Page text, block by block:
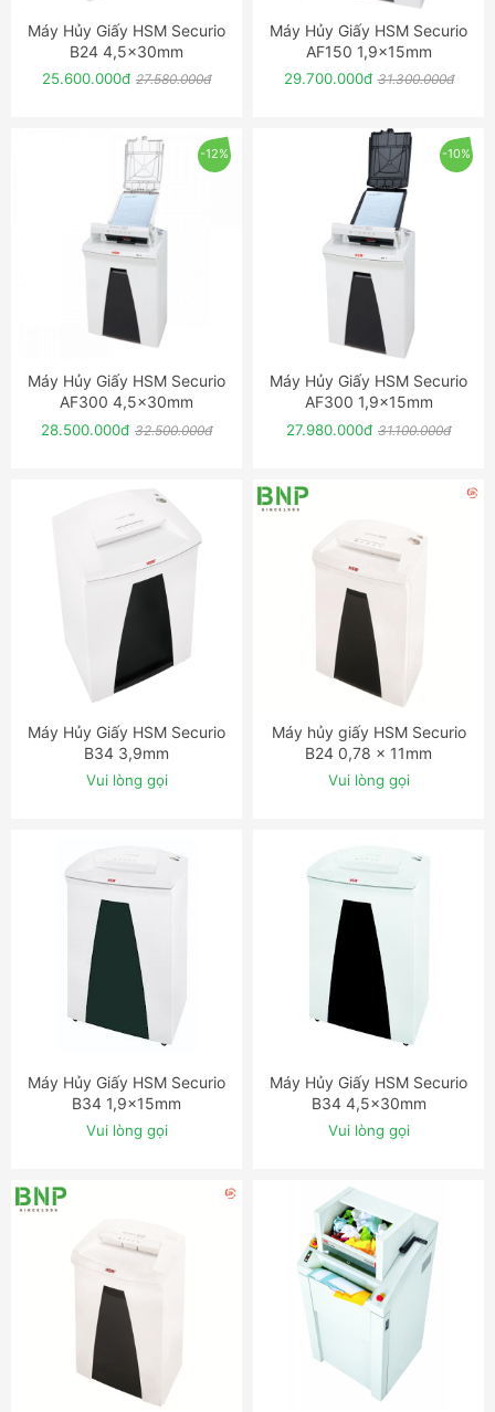
ĐẶT NGAY
Máy Hủy Giấy HSM Securio
B24 4,5x30mm
25.600.000đ 27.580.000đ
ĐẶT NGAY
Máy Hủy Giấy HSM Securio
AF150 1,9x15mm
29.700.000đ 31.300.000đ
-12%
ĐẶT NGAY
Máy Hủy Giấy HSM Securio
AF300 4,5x30mm
28.500.000đ 32.500.000đ
-10%
ĐẶT NGAY
Máy Hủy Giấy HSM Securio
AF300 1,9x15mm
27.980.000đ 31.100.000đ
ĐẶT NGAY
Máy Hủy Giấy HSM Securio
B34 3,9mm
Vui lòng gọi
ĐẶT NGAY
Máy hủy giấy HSM Securio
B24 0,78 x 11mm
Vui lòng gọi
ĐẶT NGAY
Máy Hủy Giấy HSM Securio
B34 1,9x15mm
Vui lòng gọi
ĐẶT NGAY
Máy Hủy Giấy HSM Securio
B34 4,5x30mm
Vui lòng gọi